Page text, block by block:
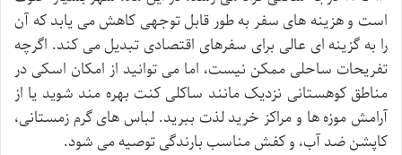
است و هزینه های سفر به طور قابل توجهی کاهش می یابد که آن
را به گزینه ای عالی برای سفرهای اقتصادی تبدیل می کند. اگرچه
تفریحات ساحلی ممکن نیست، اما می توانید از امکان اسکی در
مناطق کوهستانی نزدیک مانند ساکلی کنت بهره مند شوید یا از
آرامش موزه ها و مراکز خرید لذت ببرید. لباس های گرم زمستانی،
کاپشن ضد آب، و کفش مناسب بارندگی توصیه می شود.